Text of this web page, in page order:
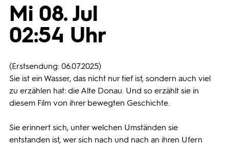
Programmwochen
Mi 08. Jul
02:54 Uhr
(Erstsendung: 06.07.2025)
Sie ist ein Wasser, das nicht nur tief ist, sondern auch viel
zu erzählen hat: die Alte Donau. Und so erzählt sie in
diesem Film von ihrer bewegten Geschichte.
Sie erinnert sich, unter welchen Umständen sie
entstanden ist, wer sich nach und nach an ihren Ufern